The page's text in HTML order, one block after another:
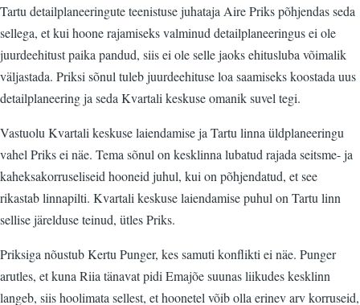
Tartu detailplaneeringute teenistuse juhataja Aire Priks põhjendas seda
sellega, et kui hoone rajamiseks valminud detailplaneeringus ei ole
juurdeehitust paika pandud, siis ei ole selle jaoks ehitusluba võimalik
väljastada. Priksi sõnul tuleb juurdeehituse loa saamiseks koostada uus
detailplaneering ja seda Kvartali keskuse omanik suvel tegi.
Vastuolu Kvartali keskuse laiendamise ja Tartu linna üldplaneeringu
vahel Priks ei näe. Tema sõnul on kesklinna lubatud rajada seitsme- ja
kaheksakorruseliseid hooneid juhul, kui on põhjendatud, et see
rikastab linnapilti. Kvartali keskuse laiendamise puhul on Tartu linn
sellise järelduse teinud, ütles Priks.
Priksiga nõustub Kertu Punger, kes samuti konflikti ei näe. Punger
arutles, et kuna Riia tänavat pidi Emajõe suunas liikudes kesklinn
langeb, siis hoolimata sellest, et hoonetel võib olla erinev arv korruseid,